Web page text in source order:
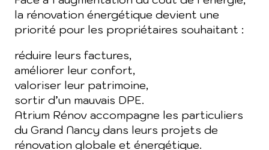
la rénovation énergétique devient une
priorité pour les propriétaires souhaitant :
réduire leurs factures,
améliorer leur confort,
valoriser leur patrimoine,
sortir d’un mauvais DPE.
Atrium Rénov accompagne les particuliers
du Grand Nancy dans leurs projets de
rénovation globale et énergétique.